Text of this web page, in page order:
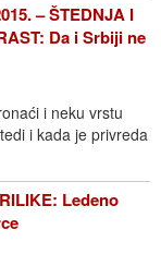
– ŠTEDNJA I
Da i Srbiji ne
i neku vrstu
i kada je privreda
Ledeno